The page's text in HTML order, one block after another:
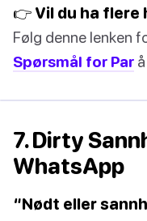
👉 Vil du ha
Følg denne lenken
Spørsmål for Par
7. Dirty
WhatsApp
“Nødt eller